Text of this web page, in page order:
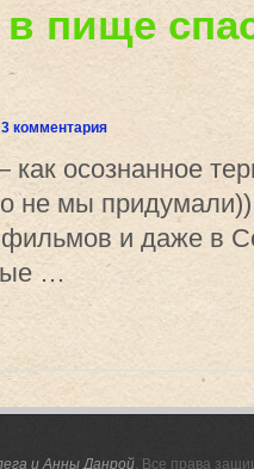
пище
3 комментария
осознанное
не мы
фильмов и даже в
…
и Анны Данрой. Все права